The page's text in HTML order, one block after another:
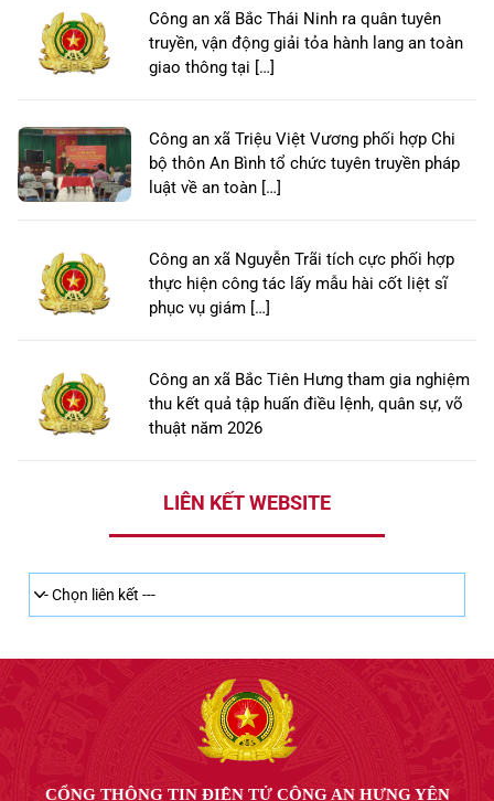
Công an xã Bắc Thái Ninh ra quân tuyên
truyền, vận động giải tỏa hành lang an toàn
giao thông tại […]
Công an xã Triệu Việt Vương phối hợp Chi
bộ thôn An Bình tổ chức tuyên truyền pháp
luật về an toàn […]
Công an xã Nguyễn Trãi tích cực phối hợp
thực hiện công tác lấy mẫu hài cốt liệt sĩ
phục vụ giám […]
Công an xã Bắc Tiên Hưng tham gia nghiệm
thu kết quả tập huấn điều lệnh, quân sự, võ
thuật năm 2026
LIÊN KẾT WEBSITE
CỔNG THÔNG TIN ĐIỆN TỬ CÔNG AN HƯNG YÊN